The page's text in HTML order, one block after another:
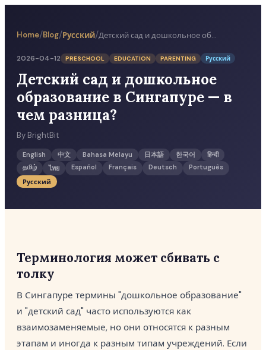
Home/Blog/Русский/ Детский сад и дошкольное образование в Сингапуре — в чем разница?
2026-04-12 PRESCHOOL EDUCATION PARENTING Русский
Детский сад и дошкольное
образование в Сингапуре — в
чем разница?
By BrightBit
English 中文 Bahasa Melayu 日本語 한국어
हिन्दी
தமிழ்
ไทย Español Français Deutsch
Português
Русский
Терминология может сбивать с
толку
В Сингапуре термины "дошкольное образование"
и "детский сад" часто используются как
взаимозаменяемые, но они относятся к разным
этапам и иногда к разным типам учреждений. Если